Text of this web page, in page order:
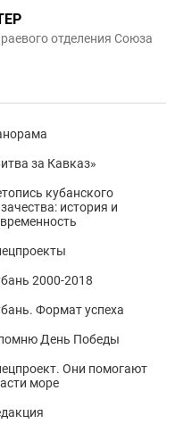
отделения Союза
за Кавказ»
кубанского
история и
2000-2018
Формат успеха
День Победы
Они помогают
море